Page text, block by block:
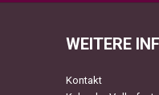
WEITERE
Kontakt